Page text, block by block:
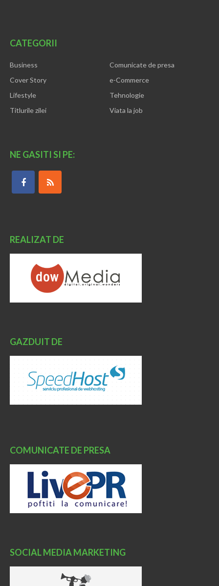
CATEGORII
Business
Comunicate de presa
Cover Story
e-Commerce
Lifestyle
Tehnologie
Titlurile zilei
Viata la job
NE GASITI SI PE:
REALIZAT DE
GAZDUIT DE
COMUNICATE DE PRESA
SOCIAL MEDIA MARKETING